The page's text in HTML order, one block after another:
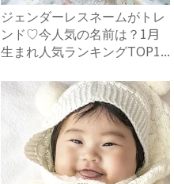
ジェンダーレスネームがトレ
ンド♡今人気の名前は？1月
生まれ人気ランキングTOP1...